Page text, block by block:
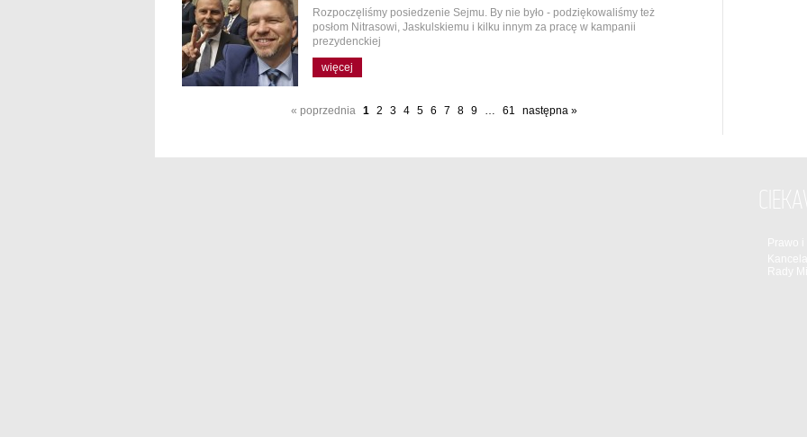
Rozpoczęliśmy posiedzenie Sejmu. By nie było - podziękowaliśmy też
posłom Nitrasowi, Jaskulskiemu i kilku innym za pracę w kampanii
prezydenckiej
więcej
« poprzednia 1 2 3 4 5 6 7 8 9 … 61 następna »